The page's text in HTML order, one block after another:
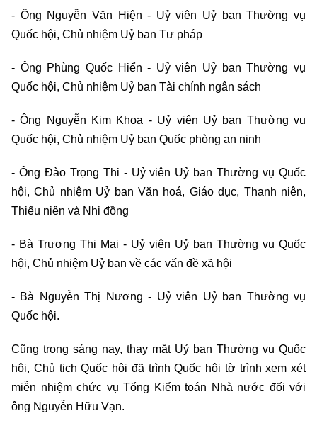
- Ông Nguyễn Văn Hiện - Uỷ viên Uỷ ban Thường vụ
Quốc hội, Chủ nhiệm Uỷ ban Tư pháp
- Ông Phùng Quốc Hiển - Uỷ viên Uỷ ban Thường vụ
Quốc hội, Chủ nhiệm Uỷ ban Tài chính ngân sách
- Ông Nguyễn Kim Khoa - Uỷ viên Uỷ ban Thường vụ
Quốc hội, Chủ nhiệm Uỷ ban Quốc phòng an ninh
- Ông Đào Trọng Thi - Uỷ viên Uỷ ban Thường vụ Quốc
hội, Chủ nhiệm Uỷ ban Văn hoá, Giáo dục, Thanh niên,
Thiếu niên và Nhi đồng
- Bà Trương Thị Mai - Uỷ viên Uỷ ban Thường vụ Quốc
hội, Chủ nhiệm Uỷ ban về các vấn đề xã hội
- Bà Nguyễn Thị Nương - Uỷ viên Uỷ ban Thường vụ
Quốc hội.
Cũng trong sáng nay, thay mặt Uỷ ban Thường vụ Quốc
hội, Chủ tịch Quốc hội đã trình Quốc hội tờ trình xem xét
miễn nhiệm chức vụ Tổng Kiểm toán Nhà nước đối với
ông Nguyễn Hữu Vạn.